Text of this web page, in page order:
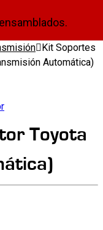
Kit Soportes
Automática)
Toyota